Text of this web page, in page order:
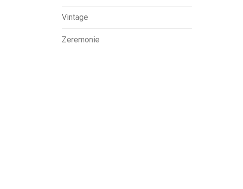
Vintage
Zeremonie